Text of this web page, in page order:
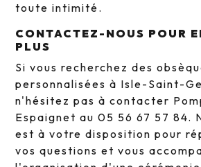
toute intimité.
CONTACTEZ-NOUS POUR
PLUS
Si vous recherchez des
personnalisées à Isle-Saint-
n'hésitez pas à contacter
Espaignet au 05 56 67 57 84.
est à votre disposition pour
vos questions et vous